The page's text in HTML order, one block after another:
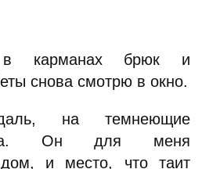
карманах брюк и
снова смотрю в окно.
на темнеющие
Он для меня
и место, что таит